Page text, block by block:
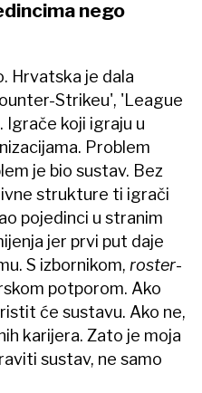
nego
Hrvatska je dala
Strikeu', 'League
koji igraju u
Problem
je bio sustav. Bez
strukture ti igrači
pojedinci u stranim
jer prvi put daje
S izbornikom, roster-
potporom. Ako
će sustavu. Ako ne,
karijera. Zato je moja
sustav, ne samo